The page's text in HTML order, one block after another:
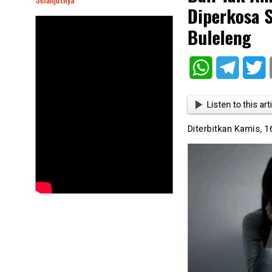
Diperkosa
Buleleng
WhatsAppTelegram
Listen to this
Diterbitkan Kamis,